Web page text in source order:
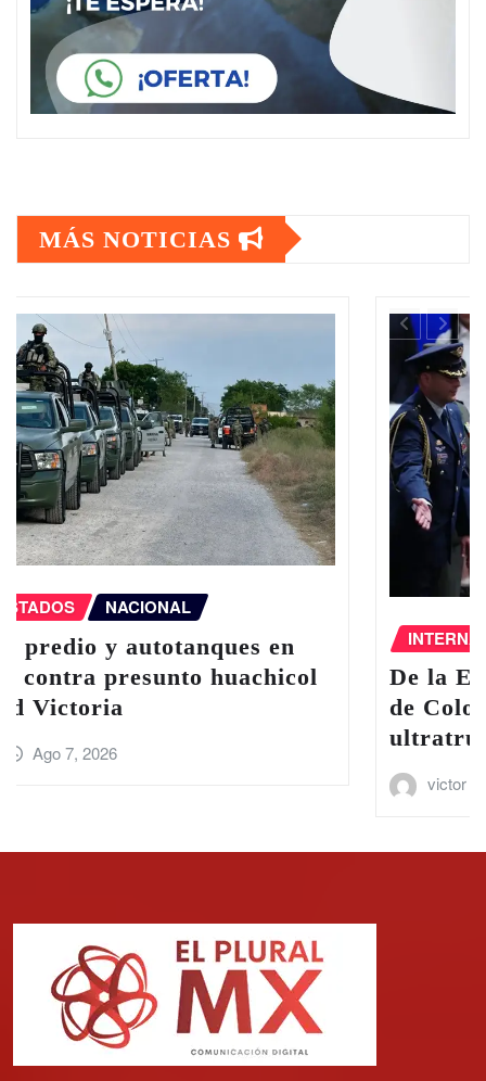
MÁS NOTICIAS
INTERNACIONAL
De la Espriella asume la Presidencia
de Colombia con una agenda